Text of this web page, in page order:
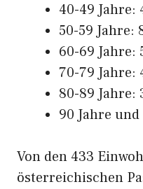
40-49 Jahre:
50-59 Jahre:
60-69 Jahre:
70-79 Jahre:
80-89 Jahre:
90 Jahre
Von den 433
österreichischen